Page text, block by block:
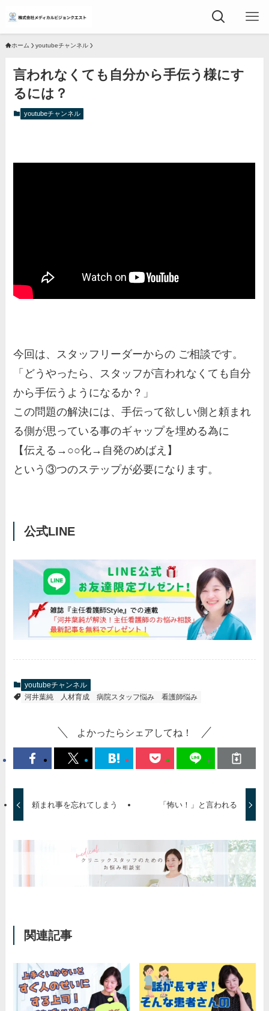
ホーム youtubeチャンネル
言われなくても自分から手伝う様にす
るには？
youtubeチャンネル
今回は、スタッフリーダーからの ご相談です。
「どうやったら、スタッフが言われなくても自分
から手伝うようになるか？」
この問題の解決には、手伝って欲しい側と頼まれ
る側が思っている事のギャップを埋める為に
【伝える→○○化→自発のめばえ】
という③つのステップが必要になります。
公式LINE
youtubeチャンネル
河井葉純
人材育成 病院スタッフ悩み 看護師悩み
よかったらシェアしてね！
頼まれ事を忘れてしまう 「怖い！」と言われる
関連記事